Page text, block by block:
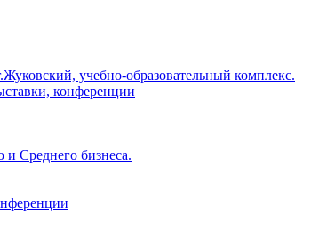
учебно-образовательный комплекс.
конференции
Среднего бизнеса.